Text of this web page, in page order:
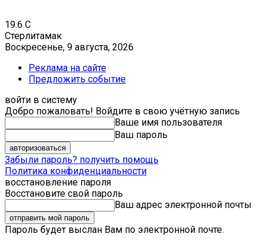
19.6 C
Стерлитамак
Воскресенье, 9 августа, 2026
Реклама на сайте
Предложить событие
войти в систему
Добро пожаловать! Войдите в свою учётную запись
Ваше имя пользователя
Ваш пароль
Забыли пароль? получить помощь
Политика конфиденциальности
восстановление пароля
Восстановите свой пароль
Ваш адрес электронной почты
Пароль будет выслан Вам по электронной почте.